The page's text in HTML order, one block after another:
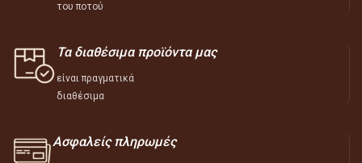
του ποτού
Τα διαθέσιμα προϊόντα μας
είναι πραγματικά
διαθέσιμα
Ασφαλείς πληρωμές